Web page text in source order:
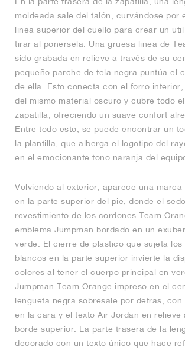
moldeada sale del talón, curvándose por
línea superior del cuello para crear un
tirar al ponérsela. Una gruesa línea de
sido grabada en relieve a través de su
pequeño parche de tela negra puntúa el
de ella. Esto conecta con el forro
del mismo material oscuro y cubre todo
zapatilla, ofreciendo un suave confort
Entre todo esto, se puede encontrar un
la plantilla, que alberga el logotipo del
en el emocionante tono naranja del
Volviendo al exterior, aparece una marca
en la parte superior del pie, donde el
revestimiento de los cordones Team
emblema Jumpman bordado en un
verde. El cierre de plástico que sujeta los
blancos en la parte superior invierte la
colores al tener el cuerpo principal en
Jumpman Team Orange impreso en el
lengüeta negra sobresale por detrás, con
en la cara y el texto Air Jordan en relieve
borde superior. La parte trasera de la
decorado con un texto único que hace